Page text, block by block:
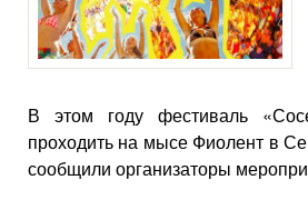
В этом году фестиваль
проходить на мысе Фиолент в
сообщили организаторы